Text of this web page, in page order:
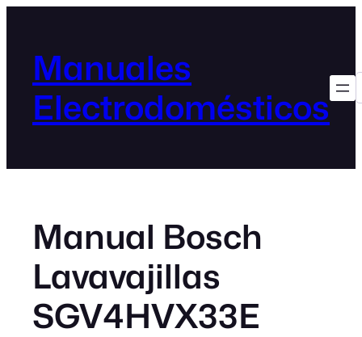
Manuales
Electrodomésticos
Manual Bosch
Lavavajillas
SGV4HVX33E